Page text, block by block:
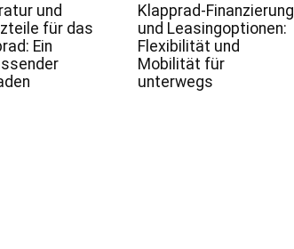
und
für das
Ein
Klapprad-Finanzierung
und Leasingoptionen:
Flexibilität und
Mobilität für
unterwegs